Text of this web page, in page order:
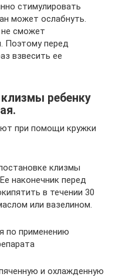
стимулировать
может ослабнуть.
сможет
Поэтому перед
взвесить ее
ребенку
при помощи кружки
клизмы
наконечник перед
в течении 30
или вазелином.
по применению
и охлажденную